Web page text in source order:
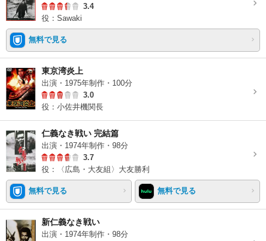
3.4
役：Sawaki
無料で見る
東京湾炎上
出演・1975年制作・100分
3.0
役：小佐井機関長
仁義なき戦い 完結篇
出演・1974年制作・98分
3.7
役：〈広島・大友組〉大友勝利
無料で見る 無料で見る
新仁義なき戦い
出演・1974年制作・98分